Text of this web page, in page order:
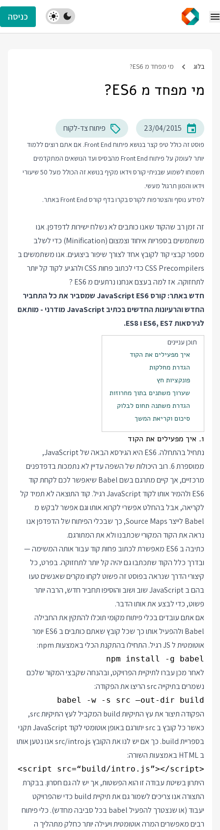
כניסה
בלוג מי מפחד מ ES6?
מי מפחד מ ES6?
23/04/2015 פיתוח צד-לקוח
פוסט זה כולל טיפ קצר בנושא פיתוח Front End. אם אתם רוצים ללמוד
יותר לעומק על פיתוח Front End מהבסיס ועד הנושאים המתקדמים
תשמחו לשמוע שבניתי קורס וידאו מקיף בנושא זה הכולל מעל 50 שיעורי
וידאו והמון תרגול מעשי.
למידע נוסף והצטרפות לקורס בקרו בדף קורס Front End באתר.
זה זמן רב שהקוד שאנו כותבים לא נשלח ישירות לדפדפן. אנו
משתמשים בספריות איחוד וצמצום (Minification) כדי לשלב
מספר קבצי קוד לקובץ אחד לצורך שיפור ביצועים. אנו משתמשים ב
CSS Precompilers כדי לכתוב פחות CSS ולהגיע לקוד קל יותר
לתחזוקה. אז למה בעצם אנחנו נרתעים מ ES6 ?
חדש באתר: קורס JavaScript ES6
שמסביר את כל התחביר
החדש והרעיונות החדשים בכתיב JavaScript מודרני - מותאם
לגירסאות ES6, ES7 ו ES8.
תוכן עניינים
איך מפעילים את הקוד
הגדרת מחלקות
פונקציות חץ
שערוך משתנים בתוך מחרוזות
הגדרת משתנה תחום לבלוק
סיכום וקריאת המשך
1. איך מפעילים את הקוד
נתחיל בהתחלה. ES6 היא הגירסא הבאה של JavaScript,
ממוספרת 6. רוב היכולות של השפה עדיין לא נתמכות בדפדפנים
מרכזיים, אך קיים מתרגם בשם Babel שיאפשר לכם לקחת קוד
ES6 ולהמיר אותו לקוד JavaScript רגיל. קוד התוצאה לא תמיד קל
לקריאה, אבל בהחלט אפשרי לקרוא אותו וגם אפשר לבקש מ
Babel לייצר Source Maps, כך שבכלי הפיתוח של הדפדפן אנו
נראה את הקוד המקורי שכתבנו ולא את המתורגם.
כתיבה ב ES6 מאפשרת לכתוב פחות קוד עבור אותה המשימה —
ובדרך כלל הקוד שתכתבו גם יהיה קל יותר לתחזוקה. בפרט, כל
קיצורי הדרך שנראה בפוסט זה פשוט לקחו מקרים שאנשים טעו
בהם ב JavaScript שוב ושוב והוסיפו תחביר חדש, הרבה יותר
פשוט, כדי לבצע את אותו הדבר.
אם אתם עובדים בכלי פיתוח מקומי תוכלו להתקין את החבילה
Babel ולהפעיל אותו כך שכל קובץ שאתם כותבים ב ES6 יומר
אוטומטית ל JS רגיל. התחילו בהתקנת הכלי באמצעות npm:
npm install -g babel
לאחר מכן עברו לתיקיית הפרויקט, ובהנחה שקבצי המקור שלכם
נשמרים בתיקייה src הריצו את הפקודה:
babel -w -s src —out-dir build
הפקודה תיצור את עץ התיקיות build המקביל לעץ התיקיות src,
כאשר כל קובץ ב src יתורגם באופן אוטומטי לקוד JavaScript תקני
בספריית build. כך אם יש לנו את הקובץ src/intro.js אנו נטען אותו
ב HTML באמצעות השורה:
<script src=“build/intro.js”></script>
היתרון בשיטת עבודה זו הוא הפשטות, אך יש לה גם חסרון. בבקרת
התצורה אנו צריכים לשמור גם את תיקיית build כדי שהפרויקט
יעבוד (או שנצטרך להפעיל babel בכל סביבה מחדש). כלי פיתוח
רבים מאפשרים המרה אוטומטית ויעילה יותר כחלק מתהליך ה